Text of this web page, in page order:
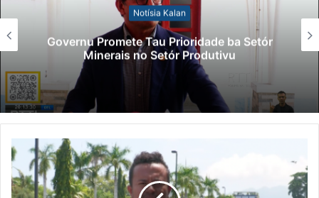
Notísia Kalan
Governu Promete Tau Prioridade ba Setór
Minerais no Setór Produtivu